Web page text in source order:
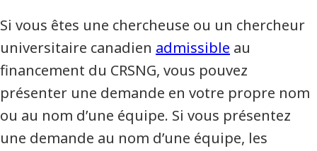
Si vous êtes une chercheuse ou un chercheur
universitaire canadien admissible au
financement du CRSNG, vous pouvez
présenter une demande en votre propre nom
ou au nom d’une équipe. Si vous présentez
une demande au nom d’une équipe, les